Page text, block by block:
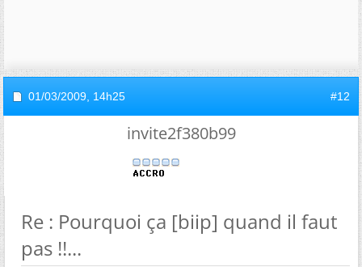
01/03/2009, 14h25 #12
invite2f380b99
Re : Pourquoi ça [biip] quand il faut
pas !!...